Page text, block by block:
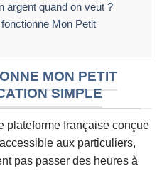
argent quand on veut ?
Mon Petit
MON PETIT
SIMPLE
plateforme française conçue
aux particuliers,
pas passer des heures à